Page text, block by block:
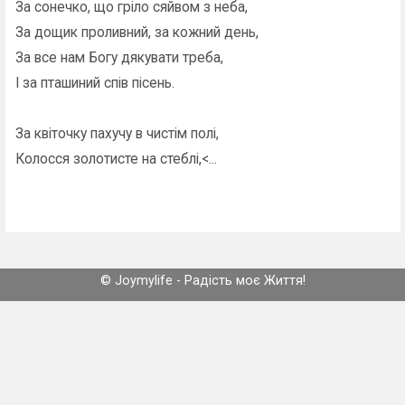
За сонечко, що гріло сяйвом з неба,
За дощик проливний, за кожний день,
За все нам Богу дякувати треба,
І за пташиний спів пісень.
За квіточку пахучу в чистім полі,
Колосся золотисте на стеблі,<...
© Joymylife - Радість моє Життя!